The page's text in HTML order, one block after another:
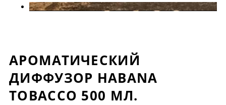
АРОМАТИЧЕСКИЙ
ДИФФУЗОР HABANA
TOBACCO 500 МЛ.